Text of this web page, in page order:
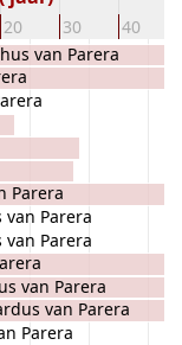
20 30 40
Parera
Parera
van Parera
van Parera
van Parera
van Parera
Parera